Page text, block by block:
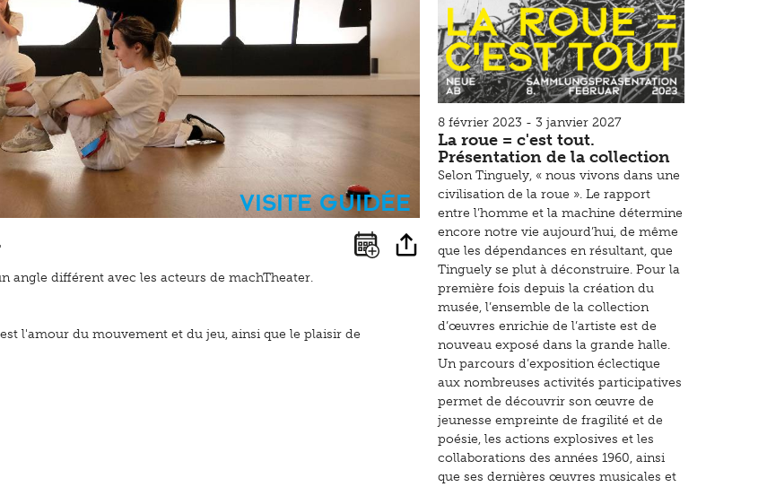
Visite guidée
angle différent avec les acteurs de machTheater.
l'amour du mouvement et du jeu, ainsi que le plaisir de
8 février 2023 - 3 janvier 2027
La roue = c'est tout.
Présentation de la collection
Selon Tinguely, « nous vivons dans une
civilisation de la roue ». Le rapport
entre l’homme et la machine détermine
encore notre vie aujourd’hui, de même
que les dépendances en résultant, que
Tinguely se plut à déconstruire. Pour la
première fois depuis la création du
musée, l’ensemble de la collection
d’œuvres enrichie de l’artiste est de
nouveau exposé dans la grande halle.
Un parcours d’exposition éclectique
aux nombreuses activités participatives
permet de découvrir son œuvre de
jeunesse empreinte de fragilité et de
poésie, les actions explosives et les
collaborations des années 1960, ainsi
que ses dernières œuvres musicales et